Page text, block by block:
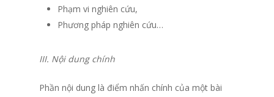
Phạm vi nghiên cứu,
Phương pháp nghiên cứu…
III. Nội dung chính
Phần nội dung là điểm nhấn chính của một bài